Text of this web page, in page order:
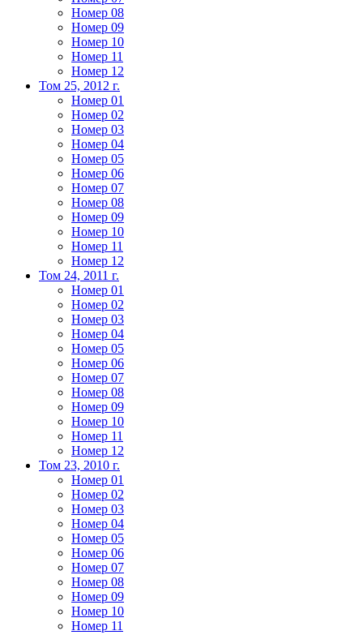
Номер 08
Номер 09
Номер 10
Номер 11
Номер 12
Том 25, 2012 г.
Номер 01
Номер 02
Номер 03
Номер 04
Номер 05
Номер 06
Номер 07
Номер 08
Номер 09
Номер 10
Номер 11
Номер 12
Том 24, 2011 г.
Номер 01
Номер 02
Номер 03
Номер 04
Номер 05
Номер 06
Номер 07
Номер 08
Номер 09
Номер 10
Номер 11
Номер 12
Том 23, 2010 г.
Номер 01
Номер 02
Номер 03
Номер 04
Номер 05
Номер 06
Номер 07
Номер 08
Номер 09
Номер 10
Номер 11